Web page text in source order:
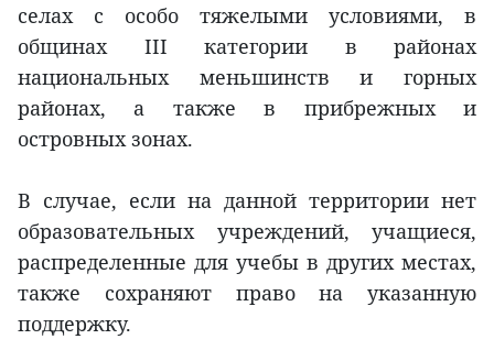
селах с особо тяжелыми условиями, в
общинах III категории в районах
национальных меньшинств и горных
районах, а также в прибрежных и
островных зонах.
В случае, если на данной территории нет
образовательных учреждений, учащиеся,
распределенные для учебы в других местах,
также сохраняют право на указанную
поддержку.